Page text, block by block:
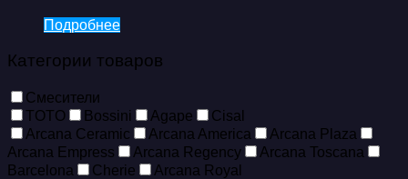
Подробнее
Категории товаров
Смесители
TOTO
Bossini Agape
Cisal
Arcana Ceramic
Arcana America
Arcana Plaza
Arcana Empress
Arcana Regency
Arcana Toscana
Barcelona
Cherie
Arcana Royal